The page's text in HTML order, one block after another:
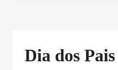
Dia dos Pais